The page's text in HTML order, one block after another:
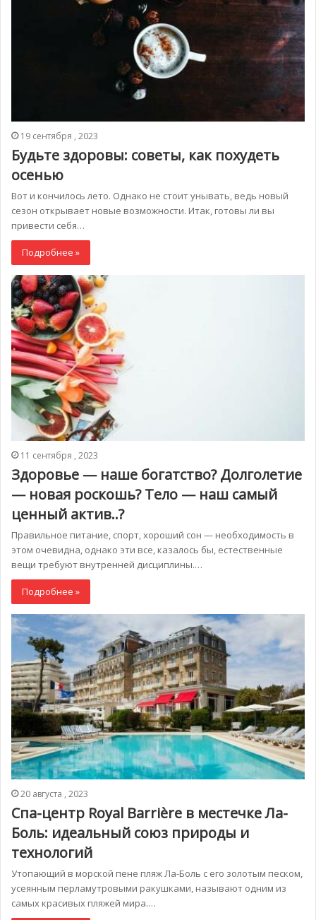
19 сентября , 2023
Будьте здоровы: советы, как похудеть
осенью
Вот и кончилось лето. Однако не стоит унывать, ведь новый
сезон открывает новые возможности. Итак, готовы ли вы
привести себя…
Подробнее »
11 сентября , 2023
Здоровье — наше богатство? Долголетие
— новая роскошь? Тело — наш самый
ценный актив..?
Правильное питание, спорт, хороший сон — необходимость в
этом очевидна, однако эти все, казалось бы, естественные
вещи требуют внутренней дисциплины.…
Подробнее »
20 августа , 2023
Спа-центр Royal Barrière в местечке Ла-
Боль: идеальный союз природы и
технологий
Утопающий в морской пене пляж Ла-Боль с его золотым песком,
усеянным перламутровыми ракушками, называют одним из
самых красивых пляжей мира.…